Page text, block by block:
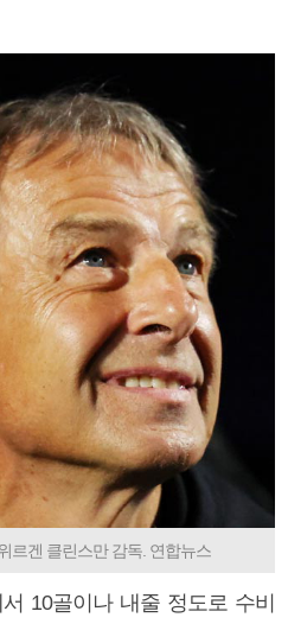
르겐 클린스만 감독. 연합뉴스
10골이나 내줄 정도로 수비